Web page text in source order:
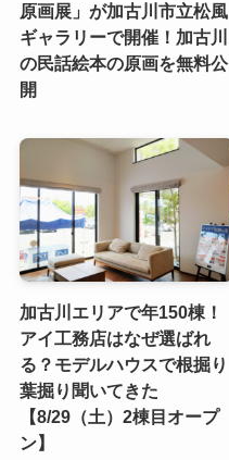
原画展」が加古川市立松風
ギャラリーで開催！加古川
の民話絵本の原画を無料公
開
加古川エリアで年150棟！
アイ工務店はなぜ選ばれ
る？モデルハウスで根掘り
葉掘り聞いてきた
【8/29（土）2棟目オープ
ン】